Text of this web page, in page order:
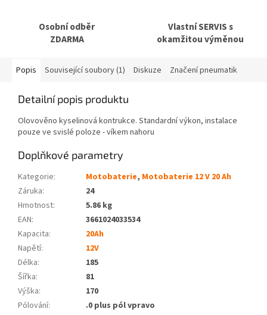
Osobní odběr
ZDARMA
Vlastní SERVIS s
okamžitou výměnou
Popis Související soubory (1) Diskuze Značení pneumatik
Detailní popis produktu
Olovověno kyselinová kontrukce. Standardní výkon, instalace
pouze ve svislé poloze - víkem nahoru
Doplňkové parametry
Kategorie: Motobaterie, Motobaterie 12 V 20 Ah
Záruka:
24
Hmotnost:
5.86 kg
EAN:
3661024033534
Kapacita:
20Ah
Napětí:
12V
Délka:
185
Šířka:
81
Výška:
170
Pólování:
.0 plus pól vpravo